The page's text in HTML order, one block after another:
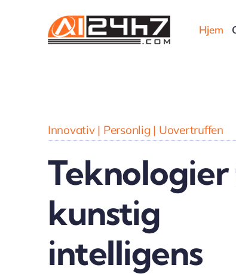
Hjem
Innovativ | Personlig | Uovertruffen
kunstig
intelligens